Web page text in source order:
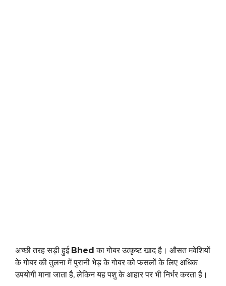
अच्छी तरह सड़ी हुई Bhed का गोबर उत्कृष्ट खाद है। औसत मवेशियों
के गोबर की तुलना में पुरानी भेड़ के गोबर को फसलों के लिए अधिक
उपयोगी माना जाता है, लेकिन यह पशु के आहार पर भी निर्भर करता है।